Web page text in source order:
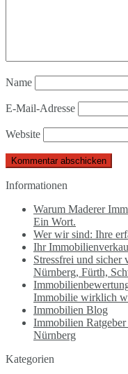
Name
E-Mail-Adresse
Website
Informationen
Warum Maderer
Ein Wort.
Wer wir sind: Ihre
Ihr
Stressfrei und
Nürnberg, Fürth,
Immobilie wirklich
Immobilien Blog
Immobilien
Nürnberg
Kategorien